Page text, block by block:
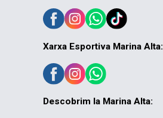
Xarxa Esportiva Marina Alta:
Descobrim la Marina Alta: